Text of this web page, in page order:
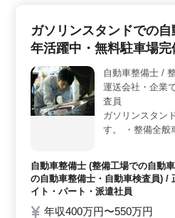
＜募集要項＞ 5年以上の自動
の経験をお持ちの方々が対象で
夏季休業、年末年始、GW休暇
す。 ＜特徴＞ 交通費は全額
完備しています。年間休日は
す。また、月の残業時間は10
レスのない環境で業務に取り
ガソリンスタンドでの
年活躍中・無料駐車場完
自動車整備士 / 整備工場での自動車整備士・
運送会社・企業
査員
ガソリンスタン
す。 ・整備全般
＊ベテランシニ
ニア層歓迎（50
自動車整備士 (整備工場での自動
の自動車整備士・自動車検査員) /
イト・パート・派遣社員
年収400万円〜550万円